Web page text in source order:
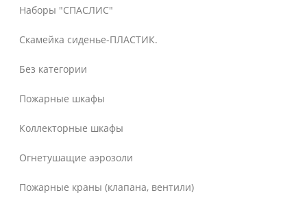
Наборы "СПАСЛИС"
Скамейка сиденье-ПЛАСТИК.
Без категории
Пожарные шкафы
Коллекторные шкафы
Огнетушащие аэрозоли
Пожарные краны (клапана, вентили)